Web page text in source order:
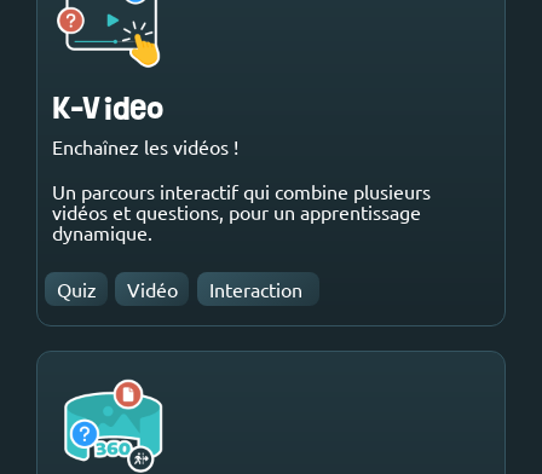
K-Video
Enchaînez les vidéos !
Un parcours interactif qui combine plusieurs
vidéos et questions, pour un apprentissage
dynamique.
Quiz Vidéo Interaction